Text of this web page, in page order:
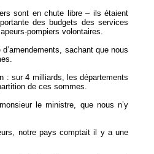
sont en chute libre – ils étaient
des budgets des services
pompiers volontaires.
sachant que nous
: sur 4 milliards, les départements
de ces sommes.
le ministre, que nous n’y
notre pays comptait il y a une